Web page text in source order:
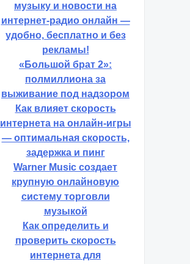
музыку и новости на
интернет-радио онлайн —
удобно, бесплатно и без
рекламы!
«Большой брат 2»:
полмиллиона за
выживание под надзором
Как влияет скорость
интернета на онлайн-игры
— оптимальная скорость,
задержка и пинг
Warner Music создает
крупную онлайновую
систему торговли
музыкой
Как определить и
проверить скорость
интернета для